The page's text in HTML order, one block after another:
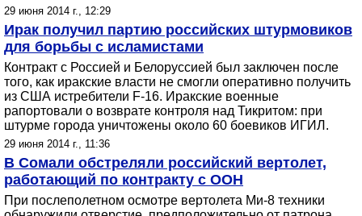
29 июня 2014 г., 12:29
Ирак получил партию российских штурмовиков
для борьбы с исламистами
Контракт с Россией и Белоруссией был заключен после
того, как иракские власти не смогли оперативно получить
из США истребители F-16. Иракские военные
рапортовали о возврате контроля над Тикритом: при
штурме города уничтожены около 60 боевиков ИГИЛ.
29 июня 2014 г., 11:36
В Сомали обстреляли российский вертолет,
работающий по контракту с ООН
При послеполетном осмотре вертолета Ми-8 техники